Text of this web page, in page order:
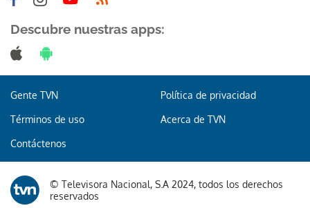
Descubre nuestras apps:
Gente TVN Política de privacidad
Términos de uso Acerca de TVN
Contáctenos
© Televisora Nacional, S.A 2024, todos los derechos
reservados